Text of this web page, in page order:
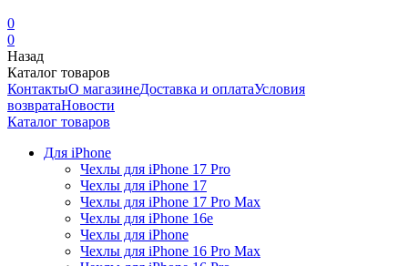
0
0
Назад
Каталог товаров
КонтактыО магазинеДоставка и оплатаУсловия
возвратаНовости
Каталог товаров
Для iPhone
Чехлы для iPhone 17 Pro
Чехлы для iPhone 17
Чехлы для iPhone 17 Pro Max
Чехлы для iPhone 16e
Чехлы для iPhone
Чехлы для iPhone 16 Pro Max